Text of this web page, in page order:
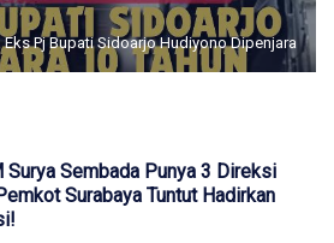
Eks Pj Bupati Sidoarjo Hudiyono Dipenjara
Surya Sembada Punya 3 Direksi
Surabaya Tuntut Hadirkan